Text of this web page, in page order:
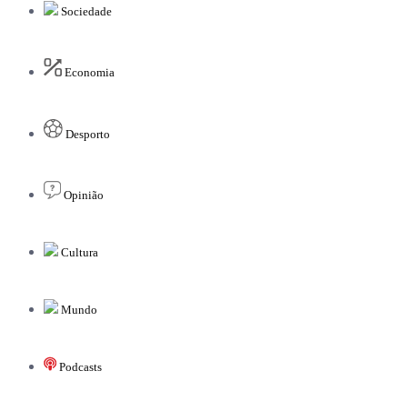
Sociedade
Economia
Desporto
Opinião
Cultura
Mundo
Podcasts